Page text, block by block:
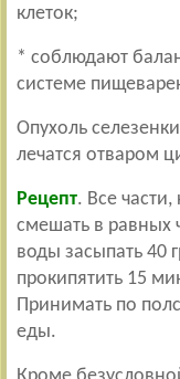
клеток;
* соблюдают
системе
Опухоль
лечатся отваром
Рецепт. Все части,
смешать в равных
воды засыпать 40
прокипятить 15
Принимать по
еды.